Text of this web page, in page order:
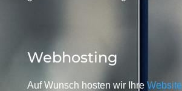
Webhosting
Auf Wunsch hosten wir Ihre Website